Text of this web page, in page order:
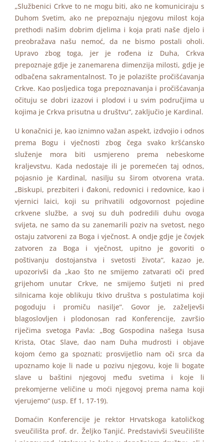
„Službenici Crkve to ne mogu biti, ako ne komuniciraju s
Duhom Svetim, ako ne prepoznaju njegovu milost koja
prethodi našim dobrim djelima i koja prati naše djelo i
preobražava našu nemoć, da ne bismo postali oholi.
Upravo zbog toga, jer je rođena iz Duha, Crkva
prepoznaje gdje je zanemarena dimenzija milosti, gdje je
odbačena sakramentalnost. To je polazište pročišćavanja
Crkve. Kao posljedica toga prepoznavanja i pročišćavanja
očituju se dobri izazovi i plodovi i u svim područjima u
kojima je Crkva prisutna u društvu“, zaključio je Kardinal.
U konačnici je, kao iznimno važan aspekt, izdvojio i odnos
prema Bogu i vječnosti zbog čega svako kršćansko
služenje mora biti usmjereno prema nebeskome
kraljevstvu. Kada nedostaje ili je poremećen taj odnos,
pojasnio je Kardinal, nasilju su širom otvorena vrata.
„Biskupi, prezbiteri i đakoni, redovnici i redovnice, kao i
vjernici laici, koji su prihvatili odgovornost pojedine
crkvene službe, a svoj su duh podredili duhu ovoga
svijeta, ne samo da su zanemarili poziv na svetost, nego
ostaju zatvoreni za Boga i vječnost. A ondje gdje je čovjek
zatvoren za Boga i vječnost, upitno je govoriti o
poštivanju dostojanstva i svetosti života“, kazao je,
upozorivši da „kao što ne smijemo zatvarati oči pred
grijehom unutar Crkve, ne smijemo šutjeti ni pred
silnicama koje oblikuju tkivo društva s postulatima koji
pogoduju i promiču nasilje“. Govor je, zaželjevši
blagoslovljen i plodonosan rad Konferencije, završio
riječima svetoga Pavla: „Bog Gospodina našega Isusa
Krista, Otac Slave, dao nam Duha mudrosti i objave
kojom ćemo ga spoznati; prosvijetlio nam oči srca da
upoznamo koje li nade u pozivu njegovu, koje li bogate
slave u baštini njegovoj među svetima i koje li
prekomjerne veličine u moći njegovoj prema nama koji
vjerujemo“ (usp. Ef 1, 17-19).
Domaćin Konferencije je rektor Hrvatskoga katoličkog
sveučilišta prof. dr. Željko Tanjić. Predstavivši Sveučilište